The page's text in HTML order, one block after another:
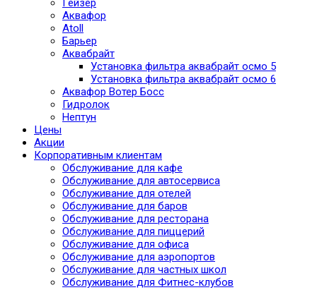
Гейзер
Аквафор
Atoll
Барьер
Аквабрайт
Установка фильтра аквабрайт осмо 5
Установка фильтра аквабрайт осмо 6
Аквафор Вотер Босс
Гидролок
Нептун
Цены
Акции
Корпоративным клиентам
Обслуживание для кафе
Обслуживание для автосервиса
Обслуживание для отелей
Обслуживание для баров
Обслуживание для ресторана
Обслуживание для пиццерий
Обслуживание для офиса
Обслуживание для аэропортов
Обслуживание для частных школ
Обслуживание для Фитнес-клубов